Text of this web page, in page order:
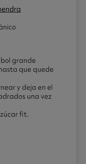
grande
que quede
y deja en el
una vez
fit.